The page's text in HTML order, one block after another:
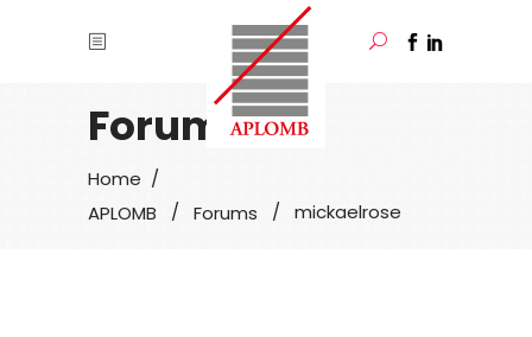
Forum User
Home /
APLOMB
/ Forums / mickaelrose